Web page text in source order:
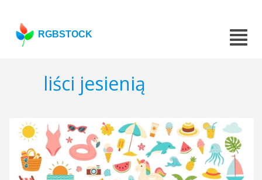
RGBSTOCK
liści jesienią